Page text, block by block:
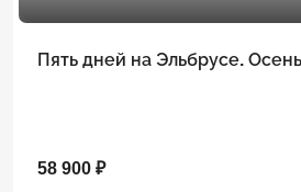
Пять дней на Эльбрусе.
58 900 ₽